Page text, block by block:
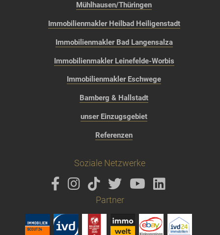
Mühlhausen/Thüringen
Immobilienmakler Heilbad Heiligenstadt
Immobilienmakler Bad Langensalza
Immobilienmakler Leinefelde-Worbis
Immobilienmakler Eschwege
Bamberg & Hallstadt
unser Einzugsgebiet
Referenzen
Soziale Netzwerke
Partner